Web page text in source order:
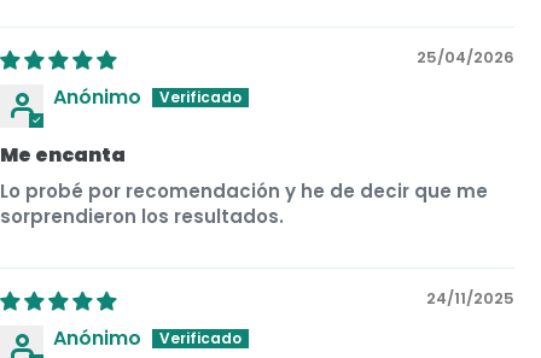
25/04/2026
Anónimo
Me encanta
Lo probé por recomendación y he de decir que me
sorprendieron los resultados.
24/11/2025
Anónimo